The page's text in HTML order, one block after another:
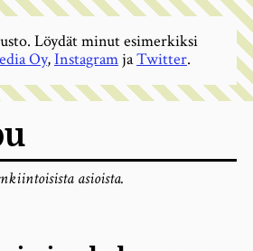
asioista.
Löydät minut esimerkiksi
Oy,InstagramjaTwitter.